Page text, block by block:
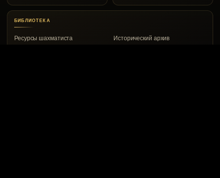
БИБЛИОТЕКА
Ресурсы шахматиста Исторический архив